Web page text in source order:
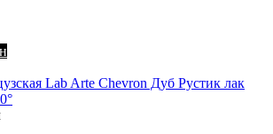
Lab Arte Chevron Дуб Рустик лак